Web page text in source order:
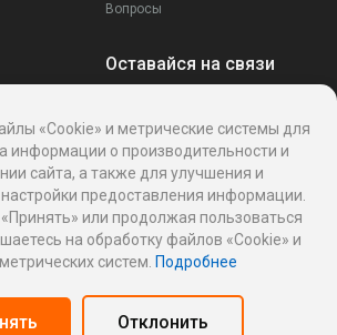
Вопросы
Оставайся на связи
персональных данных
информационной платформой
«Cookie» и метрические системы для
информации о производительности и
сайта, а также для улучшения и
предоставления информации.
или продолжая пользоваться
на обработку файлов «Cookie» и
систем. Подробнее
Отклонить